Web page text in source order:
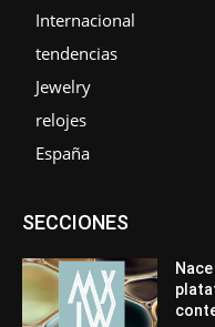
Internacional
tendencias
Jewelry
relojes
España
SECCIONESAsociaciones
Entrevistas
Mundo Técnico
Premios